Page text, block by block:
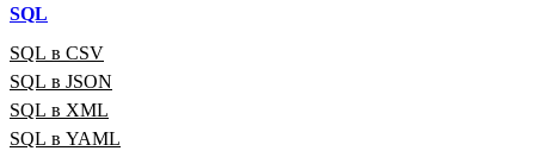
SQL
SQL в CSV
SQL в JSON
SQL в XML
SQL в YAML